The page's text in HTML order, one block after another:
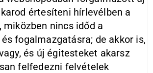
értesíteni hírlevélben a
nincs időd a
fogalmazgatásra; de akkor is,
és új égitesteket akarsz
felfedezni felvételek